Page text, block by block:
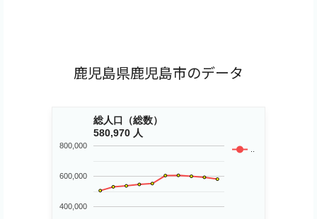
鹿児島県鹿児島市のデータ
総人口（総数）
580,970 人
..
400,000
600,000
800,000